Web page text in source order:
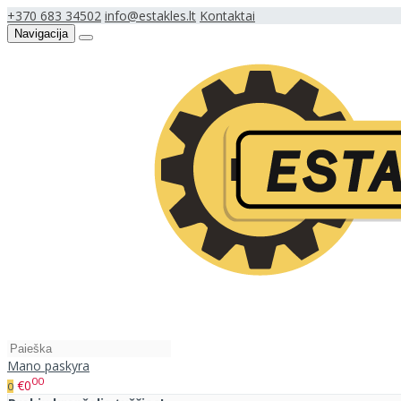
+370 683 34502 info@estakles.lt Kontaktai
Navigacija
Mano paskyra
0 €000